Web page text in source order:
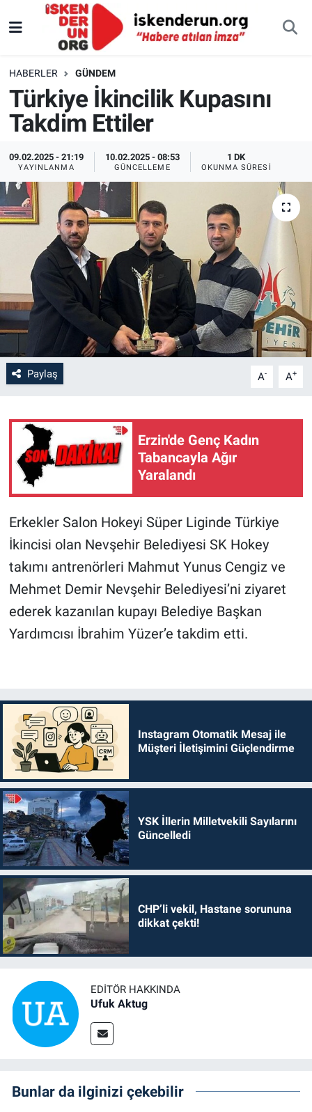
HABERLER GÜNDEM
Türkiye İkincilik Kupasını
Takdim Ettiler
09.02.2025 - 21:19
YAYINLANMA
10.02.2025 - 08:53
GÜNCELLEME
1 DK
OKUNMA SÜRESI
Paylaş A- A+
Erzin'de Genç Kadın
Tabancayla Ağır
Yaralandı
Erkekler Salon Hokeyi Süper Liginde Türkiye
İkincisi olan Nevşehir Belediyesi SK Hokey
takımı antrenörleri Mahmut Yunus Cengiz ve
Mehmet Demir Nevşehir Belediyesi’ni ziyaret
ederek kazanılan kupayı Belediye Başkan
Yardımcısı İbrahim Yüzer’e takdim etti.
Instagram Otomatik Mesaj ile
Müşteri İletişimini Güçlendirme
YSK İllerin Milletvekili Sayılarını
Güncelledi
CHP’li vekil, Hastane sorununa
dikkat çekti!
EDITÖR HAKKINDA
Ufuk Aktug
Bunlar da ilginizi çekebilir